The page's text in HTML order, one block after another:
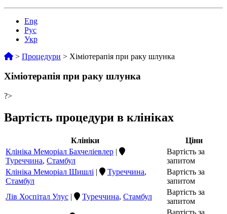
Eng
Рус
Укр
> Процедури > Хіміотерапія при раку шлунка
Хіміотерапія при раку шлунка
?>
Вартість процедури в клініках
Клініки
Ціни
Клініка Меморіал Бахчеліевлер |
Туреччина, Стамбул
Вартість за
запитом
Клініка Меморіал Шишлі | Туреччина,
Стамбул
Вартість за
запитом
Лів Хоспітал Улус | Туреччина, Стамбул
Вартість за
запитом
Вартість за